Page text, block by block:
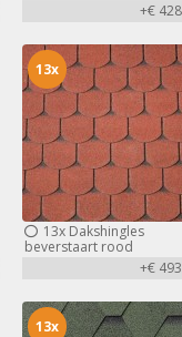
+€
13xDakshingles
beverstaart rood
+€
13x
13x